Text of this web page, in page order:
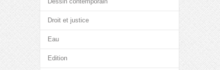
Droit et justice
Eau
Edition